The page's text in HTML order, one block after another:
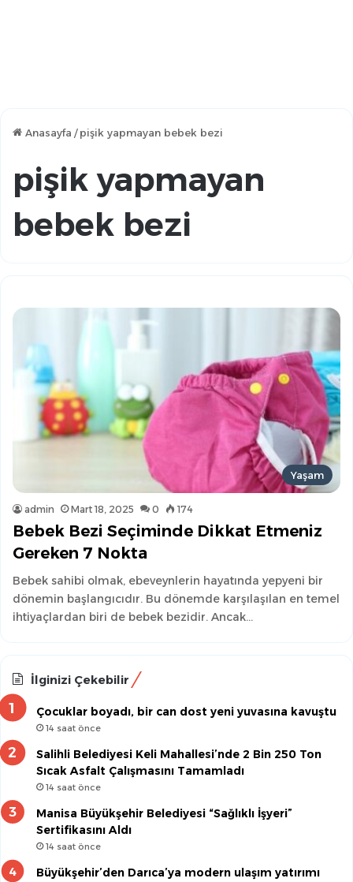
Anasayfa / pişik yapmayan bebek bezi
pişik yapmayan
bebek bezi
Yaşam
admin Mart 18, 2025 0 174
Bebek Bezi Seçiminde Dikkat Etmeniz
Gereken 7 Nokta
Bebek sahibi olmak, ebeveynlerin hayatında yepyeni bir
dönemin başlangıcıdır. Bu dönemde karşılaşılan en temel
ihtiyaçlardan biri de bebek bezidir. Ancak…
İlginizi Çekebilir
Çocuklar boyadı, bir can dost yeni yuvasına kavuştu
14 saat önce
Salihli Belediyesi Keli Mahallesi’nde 2 Bin 250 Ton
Sıcak Asfalt Çalışmasını Tamamladı
14 saat önce
Manisa Büyükşehir Belediyesi “Sağlıklı İşyeri”
Sertifikasını Aldı
14 saat önce
Büyükşehir’den Darıca’ya modern ulaşım yatırımı